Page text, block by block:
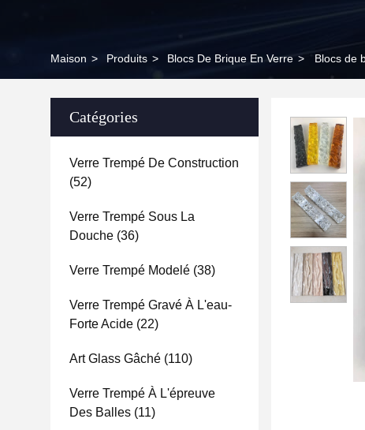
Maison > Produits > Blocs De Brique En Verre > Blocs de
Catégories
Verre Trempé De Construction
(52)
Verre Trempé Sous La
Douche (36)
Verre Trempé Modelé (38)
Verre Trempé Gravé À L'eau-
Forte Acide (22)
Art Glass Gâché (110)
Verre Trempé À L'épreuve
Des Balles (11)